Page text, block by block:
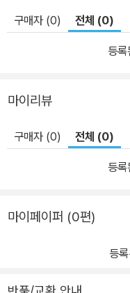
구매자 (0) 전체 (0)
등
마이리뷰
구매자 (0) 전체 (0)
등
마이페이퍼 (0편)
등